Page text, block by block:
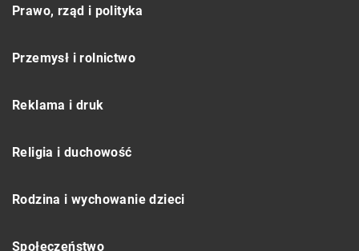
Prawo, rząd i polityka
Przemysł i rolnictwo
Reklama i druk
Religia i duchowość
Rodzina i wychowanie dzieci
Społeczeństwo